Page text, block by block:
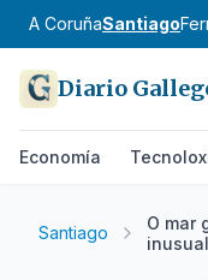
A CoruñaSantiago
Diario
Economía
Santiago
O mar